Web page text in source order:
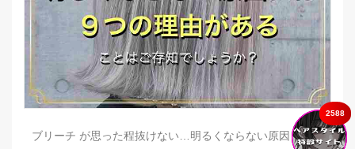
ブリーチ が思った程抜けない…明るくならない原因とは？
2588